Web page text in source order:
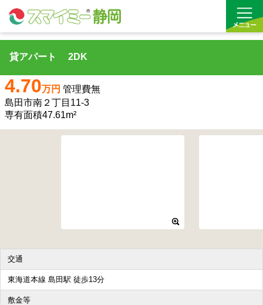
買う
収益物件
その他、こだわり条件で探す
貸アパート 2DK
4.70万円 管理費無
島田市南２丁目11-3
専有面積47.61m²
交通
東海道本線 島田駅 徒歩13分
敷金等